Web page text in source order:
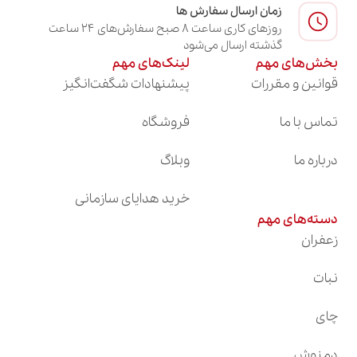
زمان ارسال سفارش ها
روزهای کاری ساعت ۸ صبح سفارش‌های ۲۴ ساعت
گذشته ارسال می‌شود
بخش‌های مهم
قوانین و مقررات
تماس با ما
درباره ما
لینک‌های مهم
پیشنهادات شگفت‌انگیز
فروشگاه
وبلاگ
خرید هدایای سازمانی
دسته‌های مهم
زعفران
نبات
چای